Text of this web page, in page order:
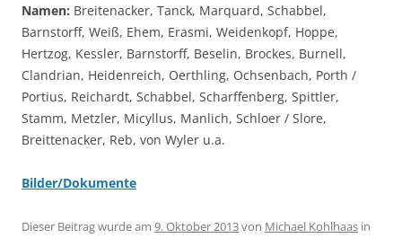
Namen: Breitenacker, Tanck, Marquard, Schabbel,
Barnstorff, Weiß, Ehem, Erasmi, Weidenkopf, Hoppe,
Hertzog, Kessler, Barnstorff, Beselin, Brockes, Burnell,
Clandrian, Heidenreich, Oerthling, Ochsenbach, Porth /
Portius, Reichardt, Schabbel, Scharffenberg, Spittler,
Stamm, Metzler, Micyllus, Manlich, Schloer / Slore,
Breittenacker, Reb, von Wyler u.a.
Bilder/Dokumente
Dieser Beitrag wurde am 9. Oktober 2013von Michael Kohlhaas in